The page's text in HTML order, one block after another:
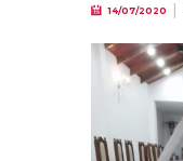
14/07/2020